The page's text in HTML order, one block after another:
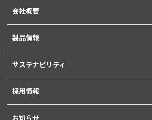
会社概要
製品情報
サステナビリティ
採用情報
お知らせ